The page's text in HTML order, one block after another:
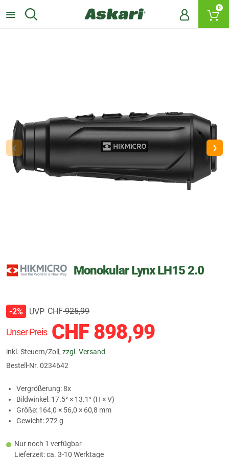
0
‹ ›
Monokular Lynx LH15 2.0
Unser Preis CHF898,99
inkl. Steuern/Zoll, zzgl. Versand
-2% UVP CHF925,99
Bestell-Nr. 0234642
Vergrößerung: 8x
Bildwinkel: 17.5° × 13.1° (H × V)
Größe: 164,0 × 56,0 × 60,8 mm
Gewicht: 272 g
Nur noch 1 verfügbar
Lieferzeit: ca. 3-10 Werktage